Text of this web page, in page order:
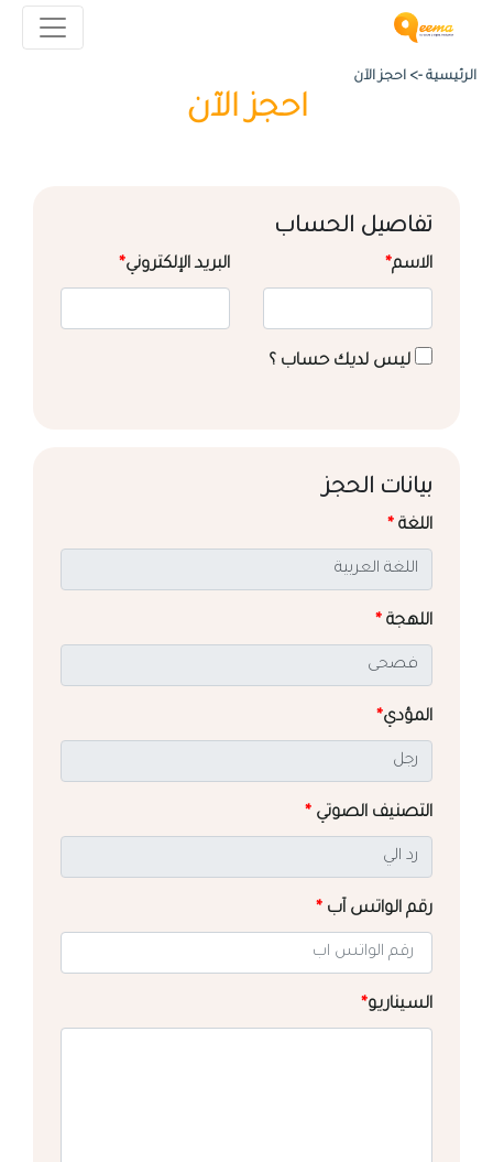
الرئيسية -> احجز الآن
احجز الآن
تفاصيل الحساب
الاسم* البريد الإلكتروني*
ليس لديك حساب ؟
بيانات الحجز
اللغة *
اللهجة *
المؤدي*
التصنيف الصوتي *
رقم الواتس آب *
السيناريو*